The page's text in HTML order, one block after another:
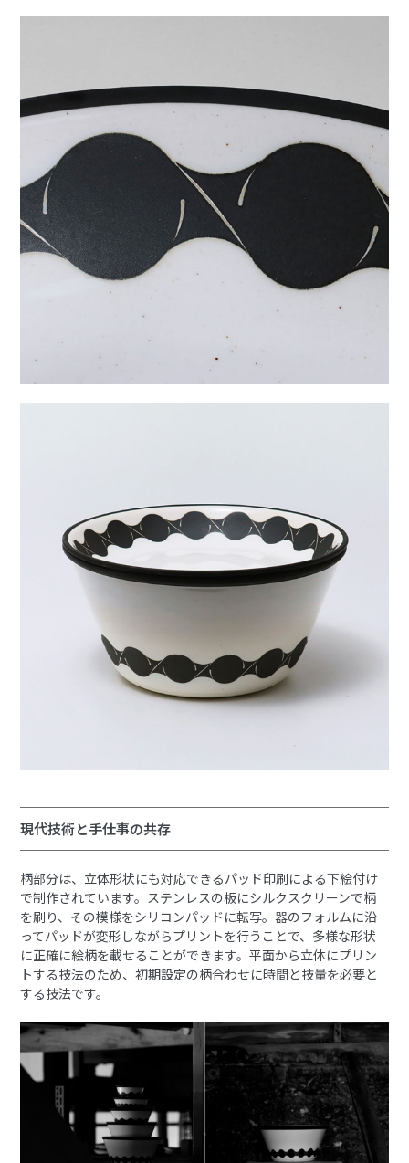
現代技術と手仕事の共存
柄部分は、立体形状にも対応できるパッド印刷による下絵付け
で制作されています。ステンレスの板にシルクスクリーンで柄
を刷り、その模様をシリコンパッドに転写。器のフォルムに沿
ってパッドが変形しながらプリントを行うことで、多様な形状
に正確に絵柄を載せることができます。平面から立体にプリン
トする技法のため、初期設定の柄合わせに時間と技量を必要と
する技法です。